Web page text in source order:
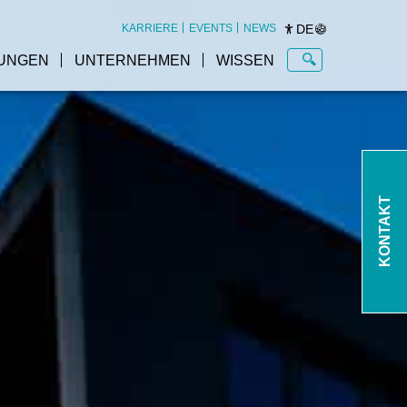
KARRIERE EVENTS NEWS DE
UNTERNEHMEN WISSEN
KONTAKT